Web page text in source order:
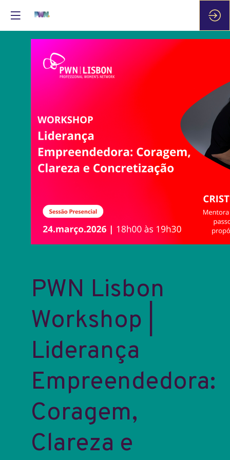
PWN Lisbon
Workshop |
Liderança
Empreendedora:
Coragem,
Clareza e